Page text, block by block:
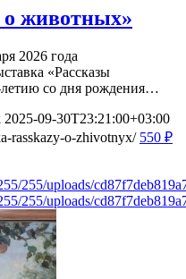
животных»
2026 года
«Рассказы
со дня рождения…
2025-09-30T23:21:00+03:00
rasskazy-o-zhivotnyx/ 550 ₽
255/uploads/
255/uploads/